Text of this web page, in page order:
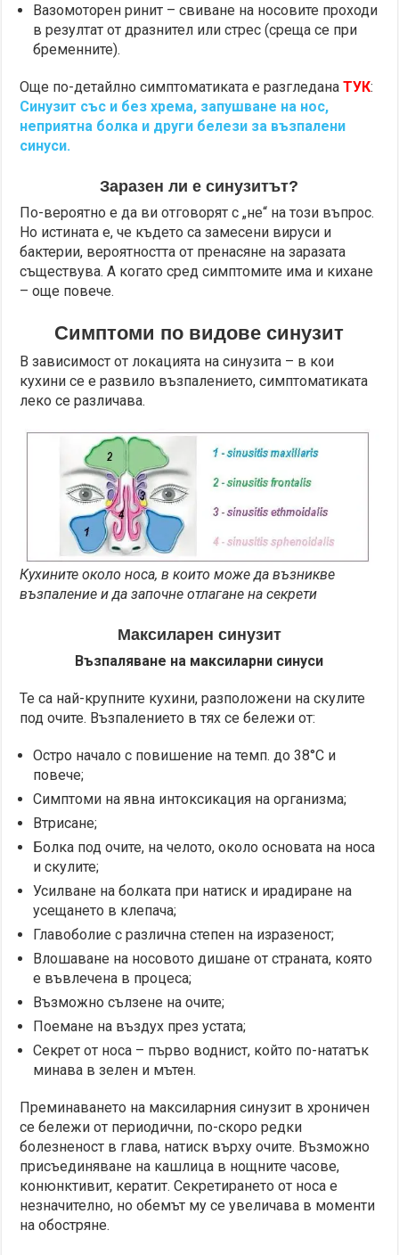
Вазомоторен ринит – свиване на носовите проходи
в резултат от дразнител или стрес (среща се при
бременните).
Още по-детайлно симптоматиката е разгледанаТУК:
Синузит със и без хрема, запушване на нос,
неприятна болка и други белези за възпалени
синуси.
Заразен ли е синузитът?
По-вероятно е да ви отговорят с „не“ на този въпрос.
Но истината е, че където са замесени вируси и
бактерии, вероятността от пренасяне на заразата
съществува. А когато сред симптомите има и кихане
– още повече.
Симптоми по видове синузит
В зависимост от локацията на синузита – в кои
кухини се е развило възпалението, симптоматиката
леко се различава.
Кухините около носа, в които може да възникве
възпаление и да започне отлагане на секрети
Максиларен синузит
Възпаляване на максиларни синуси
Те са най-крупните кухини, разположени на скулите
под очите. Възпалението в тях се бележи от:
Остро начало с повишение на темп. до 38°С и
повече;
Симптоми на явна интоксикация на организма;
Втрисане;
Болка под очите, на челото, около основата на носа
и скулите;
Усилване на болката при натиск и ирадиране на
усещането в клепача;
Главоболие с различна степен на изразеност;
Влошаване на носовото дишане от страната, която
е въвлечена в процеса;
Възможно сълзене на очите;
Поемане на въздух през устата;
Секрет от носа – първо воднист, който по-нататък
минава в зелен и мътен.
Преминаването на максиларния синузит в хроничен
се бележи от периодични, по-скоро редки
болезненост в глава, натиск върху очите. Възможно
присъединяване на кашлица в нощните часове,
конюнктивит, кератит. Секретирането от носа е
незначително, но обемът му се увеличава в моменти
на обостряне.